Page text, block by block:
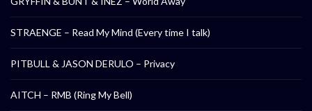
STRAENGE – Read My Mind (Every time I talk)
PITBULL & JASON DERULO – Privacy
AITCH – RMB (Ring My Bell)